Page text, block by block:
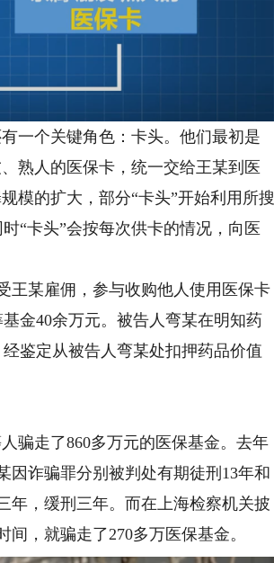
一个关键角色：卡头。他们最初是
熟人的医保卡，统一交给王某到医
模的扩大，部分“卡头”开始利用所搜
“卡头”会按每次供卡的情况，向医
某雇佣，参与收购他人使用医保卡
金40余万元。被告人弯某在明知药
鉴定从被告人弯某处扣押药品价值
走了860多万元的医保基金。去年
因诈骗罪分别被判处有期徒刑13年和
年，缓刑三年。而在上海检察机关披
，就骗走了270多万医保基金。